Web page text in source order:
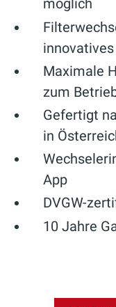
möglich
Maximale
zum
Gefertigt
in
App
DVGW-
10 Jahre